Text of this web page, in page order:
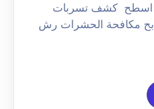
اسطح كشف تسربات
مكافحة الحشرات رش